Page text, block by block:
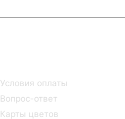
Условия оплаты
Вопрос-ответ
Карты цветов